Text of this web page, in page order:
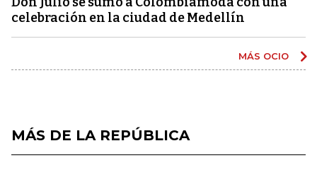
celebración en la ciudad de Medellín
MÁS OCIO
MÁS DE LA REPÚBLICA